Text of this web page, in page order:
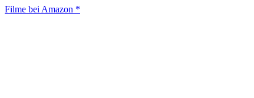
Filme bei Amazon *